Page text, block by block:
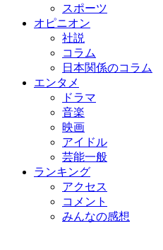
スポーツ
オピニオン
社説
コラム
日本関係のコラム
エンタメ
ドラマ
音楽
映画
アイドル
芸能一般
ランキング
アクセス
コメント
みんなの感想